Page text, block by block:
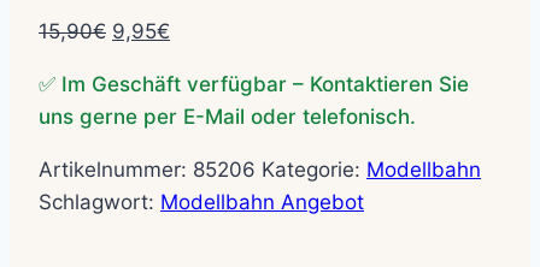
15,90€ Ursprünglicher
war:
15,90€
9,95€
ist:
9,95€.
✅ Im Geschäft verfügbar – Kontaktieren Sie
uns gerne per E-Mail oder telefonisch.
Artikelnummer: 85206 Kategorie: Modellbahn
Schlagwort: Modellbahn Angebot